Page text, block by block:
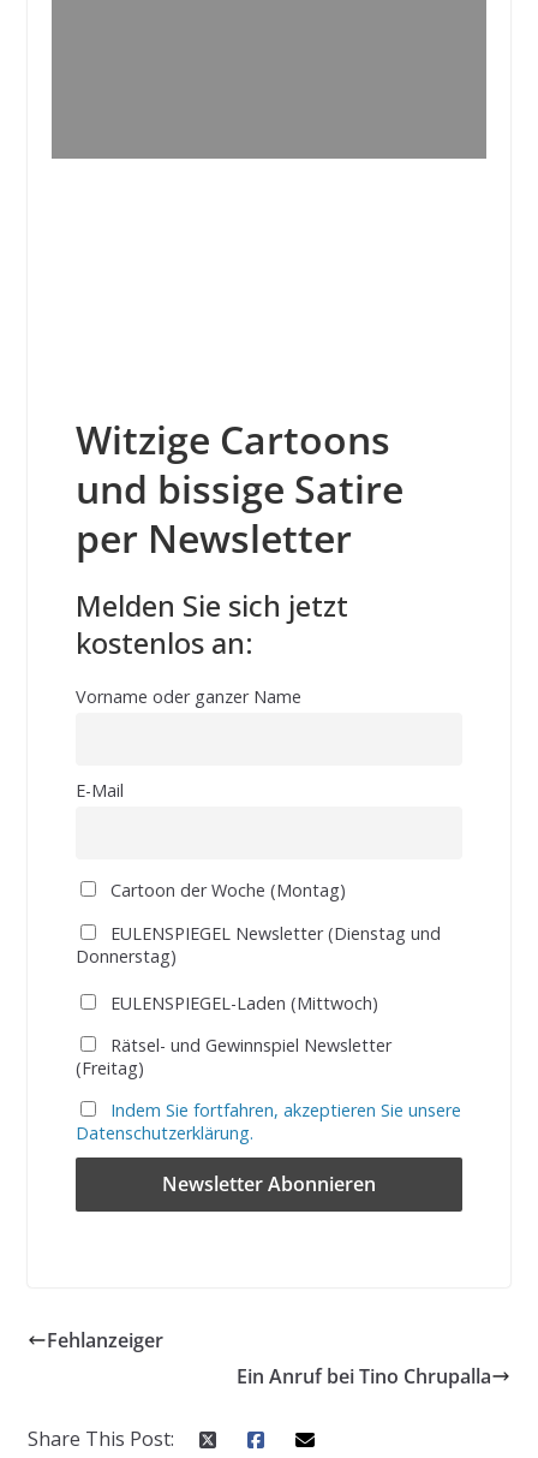
Witzige Cartoons
und bissige Satire
per Newsletter
Melden Sie sich jetzt
kostenlos an:
Vorname oder ganzer Name
E-Mail
Cartoon der Woche (Montag)
EULENSPIEGEL Newsletter (Dienstag und
Donnerstag)
EULENSPIEGEL-Laden (Mittwoch)
Rätsel- und Gewinnspiel Newsletter
(Freitag)
Indem Sie fortfahren, akzeptieren Sie unsere
Datenschutzerklärung.
Fehlanzeiger
Ein Anruf bei Tino Chrupalla
Share This Post: